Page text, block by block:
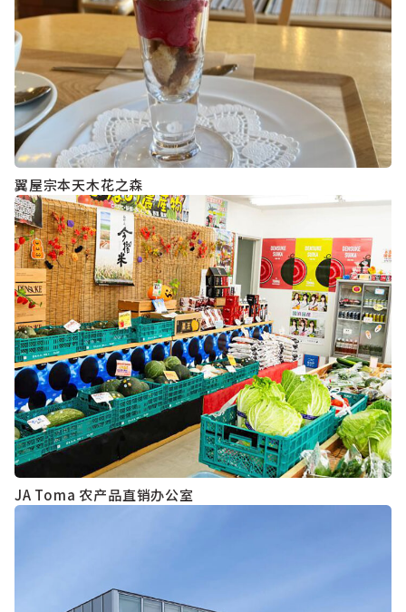
翼屋宗本天木花之森
JA Toma 农产品直销办公室